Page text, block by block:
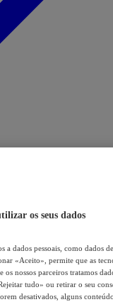
os seus dados
a dados pessoais, como dados
«Aceito», permite que as
os nossos parceiros tratamos
tudo» ou retirar o seu
desativados, alguns